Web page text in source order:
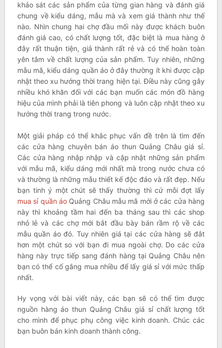
khảo sát các sản phẩm của từng gian hàng và đánh giá
chung về kiểu dáng, mẫu mà và xem giá thành như thế
nào. Nhìn chung hai chợ đầu mối này được khách buôn
đánh giá cao, có chất lượng tốt, đặc biệt là mua hàng ở
đây rất thuận tiện, giả thành rất rẻ và có thể hoàn toàn
yên tâm về chất lượng của sản phẩm. Tuy nhiên, những
mẫu mã, kiểu dáng quần áo ở đây thường ít khi được cập
nhật theo xu hướng thời trang hiện tại. Điều này cũng gây
nhiều khó khăn đối với các bạn muốn các món đồ hàng
hiệu của mình phải là tiên phong và luôn cập nhật theo xu
hướng thời trang trong nước.
Một giải pháp có thể khắc phục vấn đề trên là tìm đến
các cửa hàng chuyên bán áo thun Quảng Châu giá sỉ.
Các cửa hàng nhập nhập và cập nhật những sản phẩm
với mẫu mã, kiểu dáng mới nhất mà trong nước chưa có
và thường là những mẫu thiết kế độc đáo và rất đẹp. Nếu
bạn tinh ý một chút sẽ thấy thường thì cứ mỗi đợt lấy
mua sỉ quần áoQuảng Châu mẫu mã mới ở các cửa hàng
này thì khoảng tầm hai đến ba tháng sau thì các shop
nhỏ lẻ và các chợ mới bắt đầu bày bán rầm rộ về các
mẫu quần áo đó. Tuy nhiên giá tại các cửa hàng sẽ đắt
hơn một chút so với bạn đi mua ngoài chợ. Do các cửa
hàng này trực tiếp sang đánh hàng tại Quảng Châu nên
bạn có thể cố gắng mua nhiều để lấy giá sỉ với mức thấp
nhất.
Hy vọng với bài viết này, các bạn sẽ có thể tìm được
nguồn hàng áo thun Quảng Châu giá sỉ chất lượng tốt
cho mình để phục phụ công việc kinh doanh. Chúc các
bạn buôn bán kinh doanh thành công.